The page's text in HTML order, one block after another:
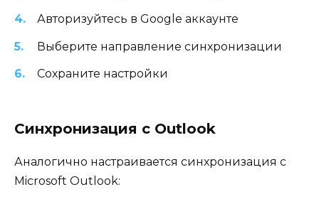
Авторизуйтесь в Google аккаунте
Выберите направление синхронизации
Сохраните настройки
Синхронизация с Outlook
Аналогично настраивается синхронизация с
Microsoft Outlook: